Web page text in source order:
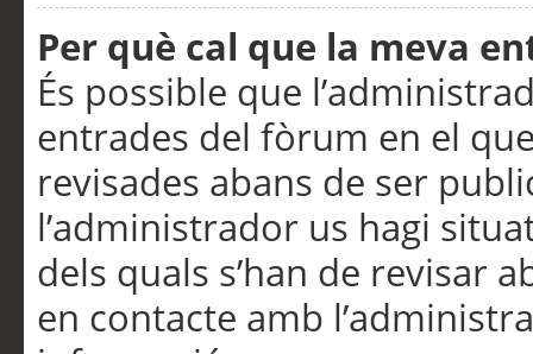
Per què cal que la meva
És possible que
entrades del fòrum en el
revisades abans de ser
l’administrador us hagi
dels quals s’han de revisar
en contacte amb